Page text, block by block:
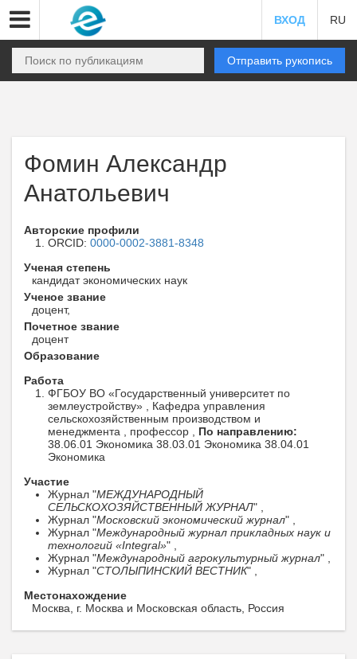
ВХОД RU
Отправить рукопись
Фомин Александр
Анатольевич
Авторские профили
ORCID: 0000-0002-3881-8348
Ученая степень
кандидат экономических наук
Ученое звание
доцент,
Почетное звание
доцент
Образование
Работа
ФГБОУ ВО «Государственный университет по
землеустройству» , Кафедра управления
сельскохозяйственным производством и
менеджмента , профессор , По направлению:
38.06.01 Экономика 38.03.01 Экономика 38.04.01
Экономика
Участие
Журнал "МЕЖДУНАРОДНЫЙ
СЕЛЬСКОХОЗЯЙСТВЕННЫЙ ЖУРНАЛ" ,
Журнал "Московский экономический журнал" ,
Журнал "Международный журнал прикладных наук и
технологий «Integral»" ,
Журнал "Международный агрокультурный журнал" ,
Журнал "СТОЛЫПИНСКИЙ ВЕСТНИК" ,
Местонахождение
Москва, г. Москва и Московская область, Россия